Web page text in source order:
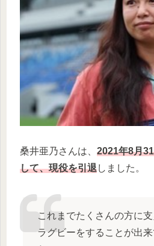
桑井亜乃さんは、 2021年8月
して、現役を引退しました。
これまでたくさんの方に
ラグビーをすることが出